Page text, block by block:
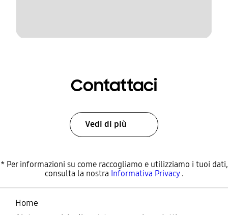
Contattaci
Vedi di più
* Per informazioni su come raccogliamo e utilizziamo i tuoi dati,
consulta la nostra Informativa Privacy.
Home